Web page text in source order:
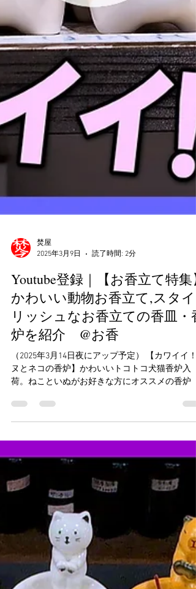
焚屋
2025年3月9日
読了時間: 2分
Youtube登録｜【お香立て特集
かわいい動物お香立て,スタイ
リッシュなお香立ての香皿・香
炉を紹介 @お香
（2025年3月14日夜にアップ予定） 【カワイイ！
ヌとネコの香炉】かわいいトコトコ犬猫香炉入
荷。ねこといぬがお好きな方にオススメの香炉
お香 ＜目次・シーンチャプターとスキップ＞
00:00 店頭にて雑談 00:53 トコトコ犬猫香炉の